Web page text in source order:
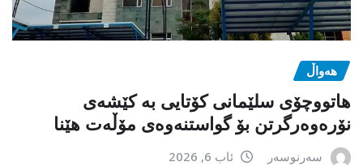
هەواڵ
هاتووچۆی سلێمانی کۆتایی بە کێشەی
نۆرەوەرگرتن بۆ گواستنەوەی مۆڵەت هێنا
سەرنوسەر ئاب 6, 2026